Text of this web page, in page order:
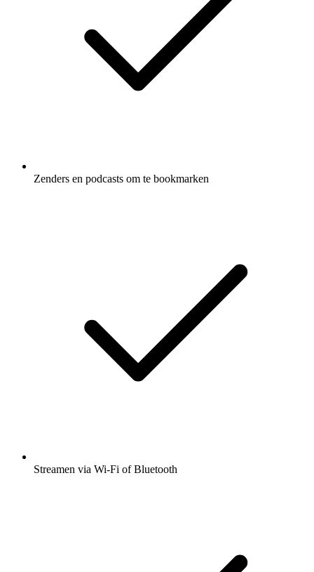
Zenders en podcasts om te bookmarken
Streamen via Wi-Fi of Bluetooth